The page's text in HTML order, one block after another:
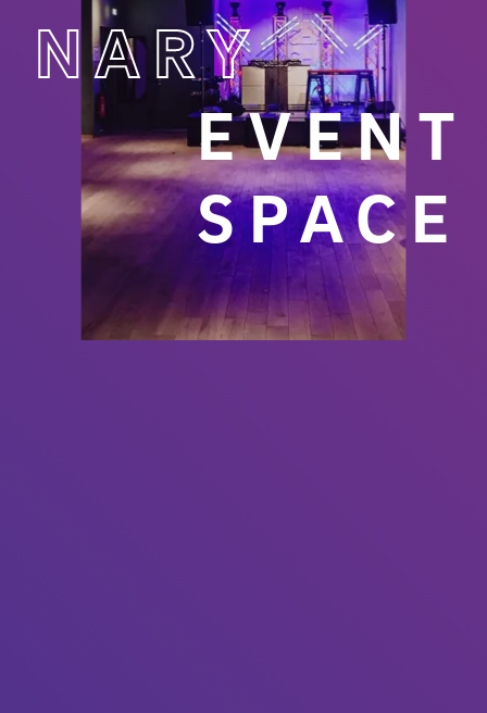
NARY
EVENT
SPACE